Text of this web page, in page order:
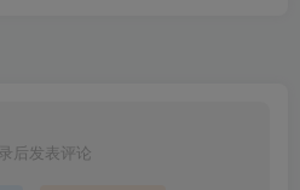
后发表评论